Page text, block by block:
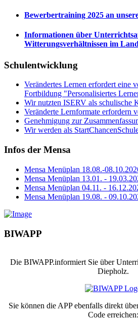
Bewerbertraining 2025 an
Informationen über
Witterungsverhältnissen im
Schulentwicklung
Verändertes Lernen erfordert eine
Fortbildung "Personalisiertes
Wir nutzten ISERV als schulische
Veränderte Lernformate erfordern
Genehmigung zur
Wir werden als
Infos der Mensa
Mensa Menüplan 18.08.-
Mensa Menüplan 13.01. -
Mensa Menüplan 04.11. -
Mensa Menüplan 19.08. -
BIWAPP
Die BIWAPP.informiert Sie über
Diepholz.
Sie können die APP ebenfalls direkt
Code erreichen: